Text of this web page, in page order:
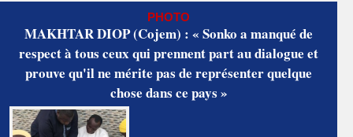
PHOTO
MAKHTAR DIOP (Cojem) : « Sonko a manqué de
respect à tous ceux qui prennent part au dialogue et
prouve qu'il ne mérite pas de représenter quelque
chose dans ce pays »